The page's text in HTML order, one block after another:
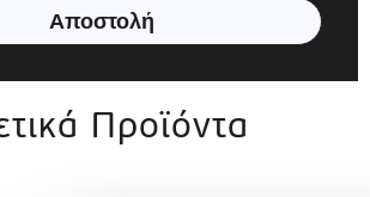
Αποστολή
Προϊόντα